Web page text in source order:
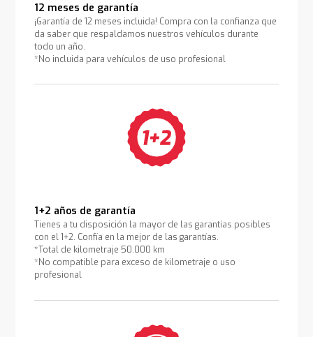
12 meses de garantía
¡Garantía de 12 meses incluida! Compra con la confianza que
da saber que respaldamos nuestros vehículos durante
todo un año.
*No incluida para vehículos de uso profesional
1+2 años de garantía
Tienes a tu disposición la mayor de las garantías posibles
con el 1+2. Confía en la mejor de las garantías.
*Total de kilometraje 50.000 km
*No compatible para exceso de kilometraje o uso
profesional